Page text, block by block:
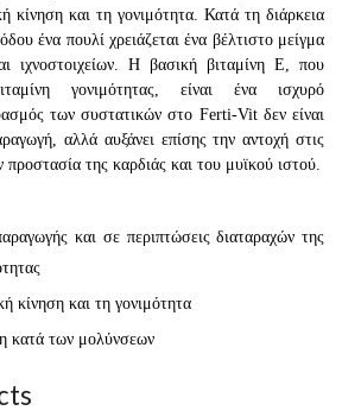
κίνηση και τη γονιμότητα. Κατά τη διάρκεια
ένα πουλί χρειάζεται ένα βέλτιστο μείγμα
ιχνοστοιχείων. Η βασική βιταμίνη Ε, που
γονιμότητας, είναι ένα ισχυρό
των συστατικών στο Ferti-Vit δεν είναι
αλλά αυξάνει επίσης την αντοχή στις
προστασία της καρδιάς και του μυϊκού ιστού.
και σε περιπτώσεις διαταραχών της
κίνηση και τη γονιμότητα
κατά των μολύνσεων